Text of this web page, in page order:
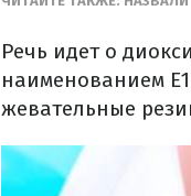
Речь идет о
наименованием
жевательные